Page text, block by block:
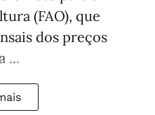
(FAO), que
dos preços
...